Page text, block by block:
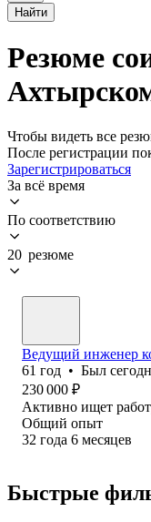
Найти
Резюме
Чтобы видеть все
После регистрации
Зарегистрироваться
За всё время
По соответствию
20 резюме
Ведущий инженер
61 год • Был
230 000 ₽
Активно ищет
Общий опыт
32 года 6 месяцев
Быстрые